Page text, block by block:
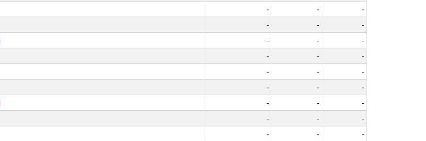
- -
-
- -
-
- -
-
- -
-
- -
-
- -
-
- -
-
- -
-
- -
-